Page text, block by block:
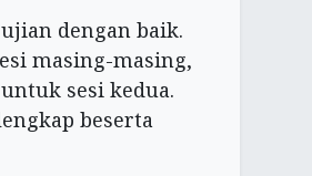
dengan baik.
masing-masing,
sesi kedua.
beserta